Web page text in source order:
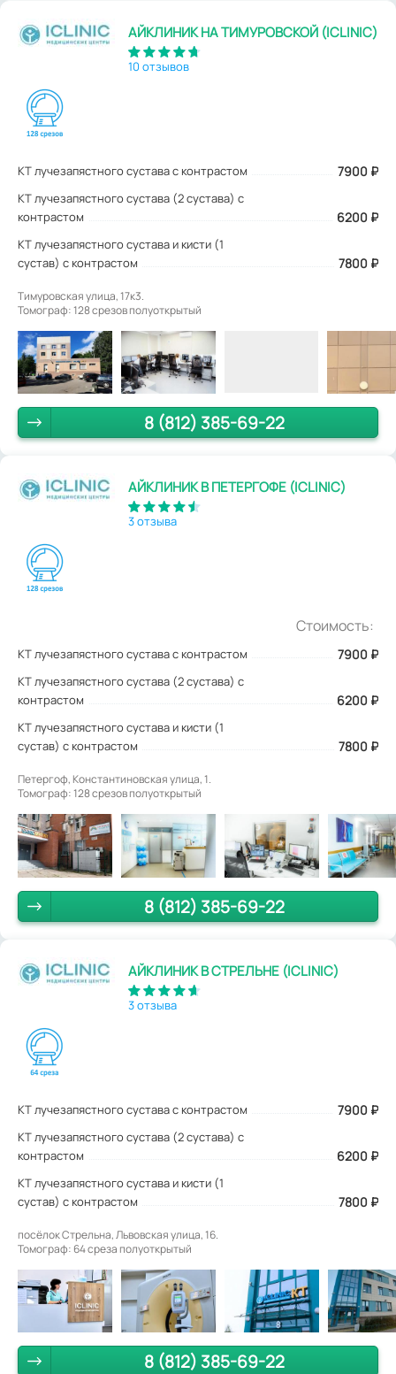
АЙКЛИНИК НА ТИМУРОВСКОЙ (ICLINIC)
10 отзывов
КТ лучезапястного сустава с контрастом 7900 ₽
КТ лучезапястного сустава (2 сустава) с
контрастом
6200 ₽
КТ лучезапястного сустава и кисти (1
сустав) с контрастом
7800 ₽
Тимуровская улица, 17к3.
Томограф: 128 срезов полуоткрытый
8 (812) 385-69-22
АЙКЛИНИК В ПЕТЕРГОФЕ (ICLINIC)
3 отзыва
Стоимость:
КТ лучезапястного сустава с контрастом 7900 ₽
КТ лучезапястного сустава (2 сустава) с
контрастом
6200 ₽
КТ лучезапястного сустава и кисти (1
сустав) с контрастом
7800 ₽
Петергоф, Константиновская улица, 1.
Томограф: 128 срезов полуоткрытый
8 (812) 385-69-22
АЙКЛИНИК В СТРЕЛЬНЕ (ICLINIC)
3 отзыва
КТ лучезапястного сустава с контрастом 7900 ₽
КТ лучезапястного сустава (2 сустава) с
контрастом
6200 ₽
КТ лучезапястного сустава и кисти (1
сустав) с контрастом
7800 ₽
посёлок Стрельна, Львовская улица, 16.
Томограф: 64 среза полуоткрытый
8 (812) 385-69-22